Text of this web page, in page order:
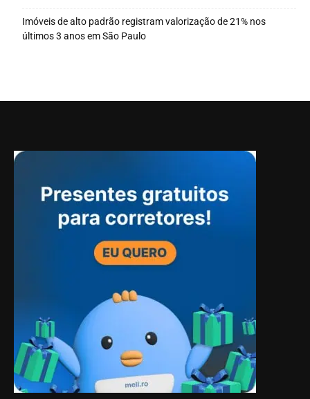
Imóveis de alto padrão registram valorização de 21% nos
últimos 3 anos em São Paulo